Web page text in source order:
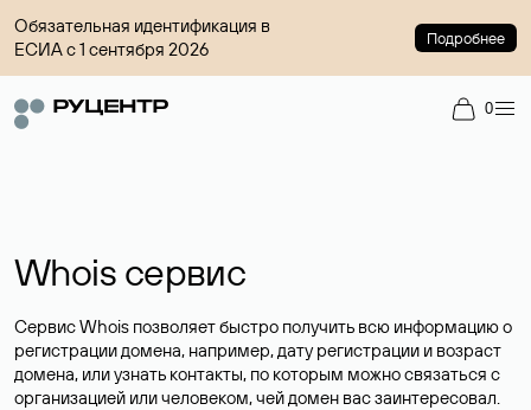
Обязательная идентификация в
ЕСИА с 1 сентября 2026
Подробнее
0
Whois сервис
Сервис Whois позволяет быстро получить всю информацию о
регистрации домена, например, дату регистрации и возраст
домена, или узнать контакты, по которым можно связаться с
организацией или человеком, чей домен вас заинтересовал.